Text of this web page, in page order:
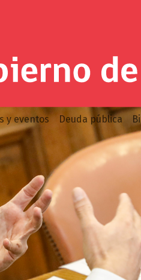
y eventos Deuda pública
el Ministro de
Víctor Barrientos,